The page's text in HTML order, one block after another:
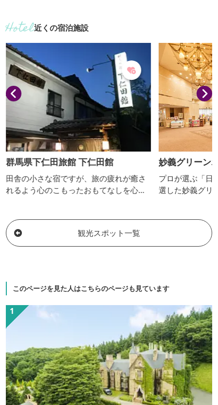
は柔らかく、小さなお子様からご年配の
方々に楽に食べられています。
気メニュー。味
一品。 下仁田かつ丼の会加盟店。 「しも
にたポーク」モ
しらえされた肉
初代から味を受
丸みのある優し
近くの宿泊施設
群馬県下仁田旅館 下仁田館
田舎の小さな宿ですが、旅の疲れが癒さ
れるよう心のこもったおもてなしを心が
気軽にご利用いただける旅館です。
妙義グリーン
プロが選ぶ「日
選した妙義グリ
勝の一つ「妙
の大自然を望
産「富岡製糸場
することが可能
観光スポット一覧
このページを見た人はこちらのページも見ています